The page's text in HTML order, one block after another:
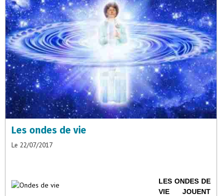
Les ondes de vie
Le 22/07/2017
LES ONDES DE
VIE JOUENT